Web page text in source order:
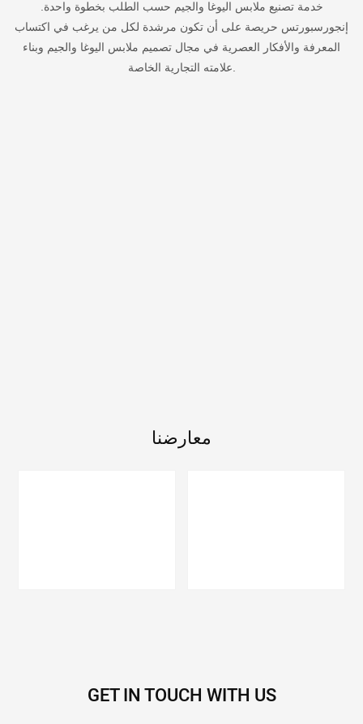
خدمة تصنيع ملابس اليوغا والجيم حسب الطلب بخطوة واحدة.
إنجورسبورتس حريصة على أن تكون مرشدة لكل من يرغب في اكتساب
المعرفة والأفكار العصرية في مجال تصميم ملابس اليوغا والجيم وبناء
معارضنا
GET IN TOUCH WITH US